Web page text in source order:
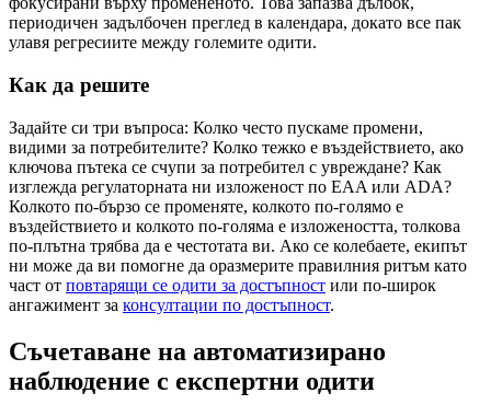
периодичен задълбочен преглед в календара, докато все пак
улавя регресиите между големите одити.
Как да решите
Задайте си три въпроса: Колко често пускаме промени,
видими за потребителите? Колко тежко е въздействието, ако
ключова пътека се счупи за потребител с увреждане? Как
изглежда регулаторната ни изложеност по EAA или ADA?
Колкото по-бързо се променяте, колкото по-голямо е
въздействието и колкото по-голяма е изложеността, толкова
по-плътна трябва да е честотата ви. Ако се колебаете, екипът
ни може да ви помогне да оразмерите правилния ритъм като
част от повтарящи се одити за достъпност или по-широк
ангажимент за консултации по достъпност.
Съчетаване на автоматизирано
наблюдение с експертни одити